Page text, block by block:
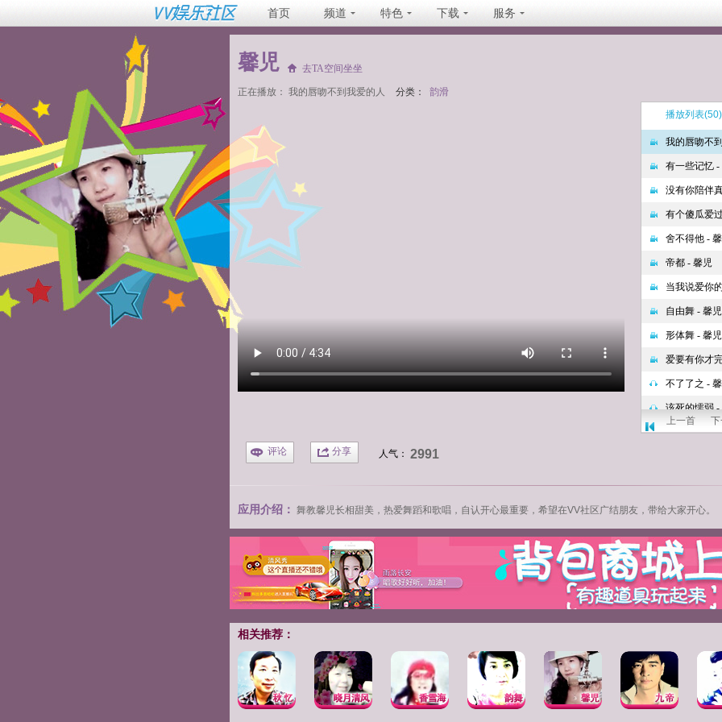
首页 频道 特色 下载 服务
馨児 去TA空间坐坐
正在播放： 我的唇吻不到我爱的人 分类：
韵滑
播放列表(50)
上一首
评论 分享 人气： 2991
应用介绍： 舞教馨児长相甜美，热爱舞蹈和歌唱 ，自认开心最重要，希望在VV社区广结朋友， 带给大家开心。
相关推荐：